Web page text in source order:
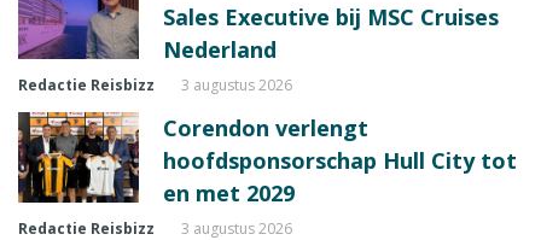
Sales Executive bij MSC Cruises
Nederland
Redactie Reisbizz 3 augustus 2026
Corendon verlengt
hoofdsponsorschap Hull City tot
en met 2029
Redactie Reisbizz 3 augustus 2026